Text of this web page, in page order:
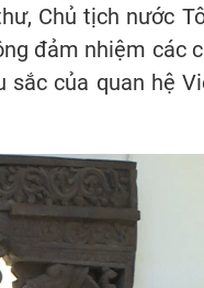
Chủ tịch nước
đảm nhiệm các
của quan hệ